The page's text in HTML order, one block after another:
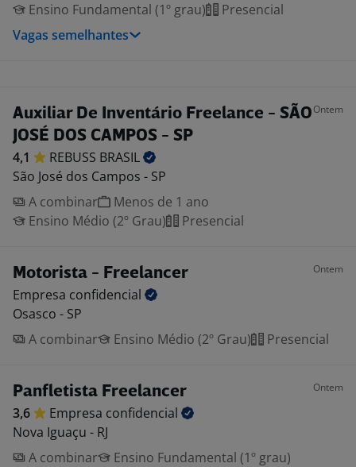
Ensino Fundamental (1º grau)
Presencial
Vagas semelhantes
Auxiliar De Inventário Freelance - SÃO
JOSÉ DOS CAMPOS - SP
Ontem
4,1 REBUSS BRASIL
São José dos Campos - SP
A combinar
Menos de 1 ano
Ensino Médio (2º Grau)
Presencial
Motorista - Freelancer Ontem
Empresa confidencial
Osasco - SP
A combinar
Ensino Médio (2º Grau) Presencial
Panfletista Freelancer Ontem
3,6 Empresa confidencial
Nova Iguaçu - RJ
A combinar
Ensino Fundamental (1º grau)